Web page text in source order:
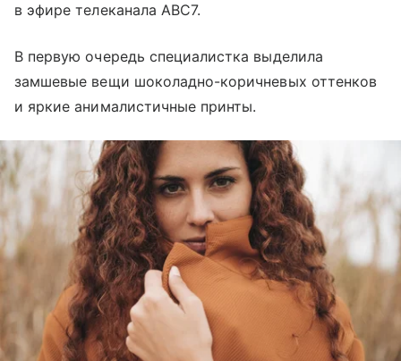
в эфире телеканала ABC7.
В первую очередь специалистка выделила
замшевые вещи шоколадно-коричневых оттенков
и яркие анималистичные принты.